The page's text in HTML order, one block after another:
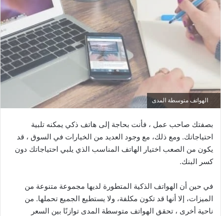
الهواتف متوسطة المدى
بصفتك صاحب عمل ، فأنت بحاجة إلى هاتف ذكي يمكنه تلبية
احتياجاتك. ومع ذلك، مع وجود العديد من الخيارات في السوق ، قد
يكون من الصعب اختيار الهاتف المناسب الذي يلبي احتياجاتك دون
كسر البنك.
في حين أن الهواتف الذكية المتطورة لديها مجموعة متنوعة من
الميزات، إلا أنها قد تكون مكلفة، ولا يستطيع الجميع تحملها. من
ناحية أخرى ، تحقق الهواتف متوسطة المدى توازنًا بين السعر